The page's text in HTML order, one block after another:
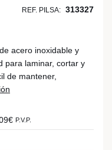
REF. PILSA: 313327
acero inoxidable y
para laminar, cortar y
de mantener,
P.V.P.